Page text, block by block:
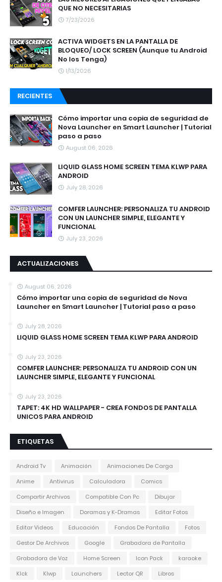
QUE NO NECESITARIAS
7/23/2026
ACTIVA WIDGETS EN LA PANTALLA DE
BLOQUEO/ LOCK SCREEN (Aunque tu Android
No los Tenga)
1/13/2026
RECIENTES
Cómo importar una copia de seguridad de
Nova Launcher en Smart Launcher | Tutorial
paso a paso
August 06, 2026
LIQUID GLASS HOME SCREEN TEMA KLWP PARA
ANDROID
July 28, 2026
COMFER LAUNCHER: PERSONALIZA TU ANDROID
CON UN LAUNCHER SIMPLE, ELEGANTE Y
FUNCIONAL
July 23, 2026
ACTUALIZACIONES
August 06, 2026
Cómo importar una copia de seguridad de Nova
Launcher en Smart Launcher | Tutorial paso a paso
July 28, 2026
LIQUID GLASS HOME SCREEN TEMA KLWP PARA ANDROID
July 23, 2026
COMFER LAUNCHER: PERSONALIZA TU ANDROID CON UN
LAUNCHER SIMPLE, ELEGANTE Y FUNCIONAL
July 23, 2026
TAPET: 4K HD WALLPAPER - CREA FONDOS DE PANTALLA
UNICOS PARA ANDROID
ETIQUETAS
Android Tv Animación
Animaciones De Carga
Anime
Antivirus Calculadora
Comics
Compartir Archivos
Compatible Con Pc
Dibujar
Diseño e Imagen
Doramas y K-Dramas
Editar Fotos
Editar Videos
Educación Fondos De Pantalla
Fotos
Gestor De Archivos
Google
Grabadora de Pantalla
Grabadora de Voz
Home Screen Icon Pack
karaoke
Klck
Klwp Launchers Lector QR
Libros